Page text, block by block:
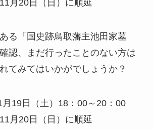
月20日（日）に順延
る「国史跡鳥取藩主池田家墓
認、まだ行ったことのない方は
てみてはいかがでしょうか？
月19日（土）18：00～20：00
月20日（日）に順延